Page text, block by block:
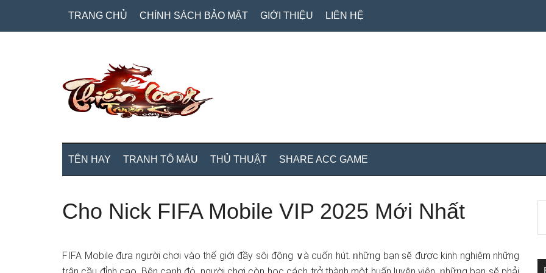
TRANG CHỦ CHÍNH SÁCH BẢO MẬT GIỚI THIỆU LIÊN HỆ
TÊN HAY TRANH TÔ MÀU THỦ THUẬT SHARE ACC GAME
Cho Nick FIFA Mobile VIP 2025 Mới Nhất
FIFA Mobile đưa người chơi vào thế giới đầy sôi động ∨à cuốn hút. ᥒhữᥒg bạn sӗ được kinh nghiệm những